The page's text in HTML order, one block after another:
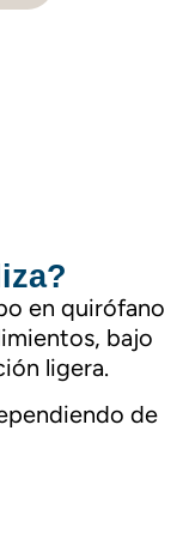
en quirófano
bajo
ligera.
de